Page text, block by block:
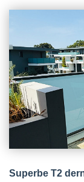
indépendante
donnent sur
particulièrement
quartier. Chacune
mezzanine,
une troisième
selon les besoins. L'appartement dispose
cellier-buanderie
avec espace
que d'une salle
Vous pourrez
besoin tous les
bien lumineux,
profiter
commerces de
dernier étage.